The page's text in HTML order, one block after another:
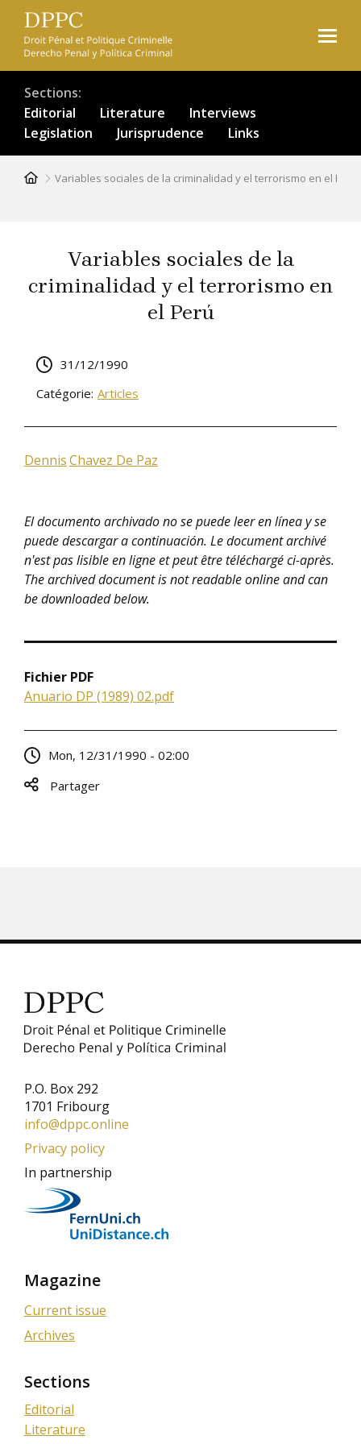
Skip
main
content
Sections
Editorial
Literature
Interviews
Legislation
Jurisprudence Links
Breadcrumb
Variables sociales de la criminalidad y el terrorismo en el Perú
Variables sociales de la
criminalidad y el terrorismo en
el Perú
31/12/1990
Catégorie: Articles
DennisChavez De Paz
El documento archivado no se puede leer en línea y se
puede descargar a continuación. Le document archivé
n'est pas lisible en ligne et peut être téléchargé ci-après.
The archived document is not readable online and can
be downloaded below.
Fichier PDF
Anuario DP (1989) 02.pdf
Mon, 12/31/1990 - 02:00
Partager
P.O. Box 292
1701 Fribourg
info@dppc.online
Privacy policy
In partnership
Magazine
Current issue
Archives
Sections
Editorial
Literature